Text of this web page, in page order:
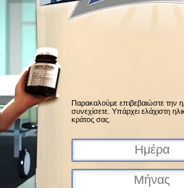
Παρακαλούμε επιβεβαιώστε την
συνεχίσετε. Υπάρχει ελάχιστη
κράτος σας.